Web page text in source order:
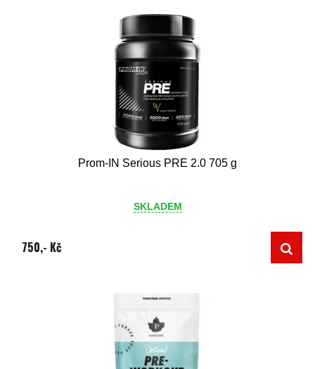
Prom-IN Serious PRE 2.0 705 g
SKLADEM
750,- Kč